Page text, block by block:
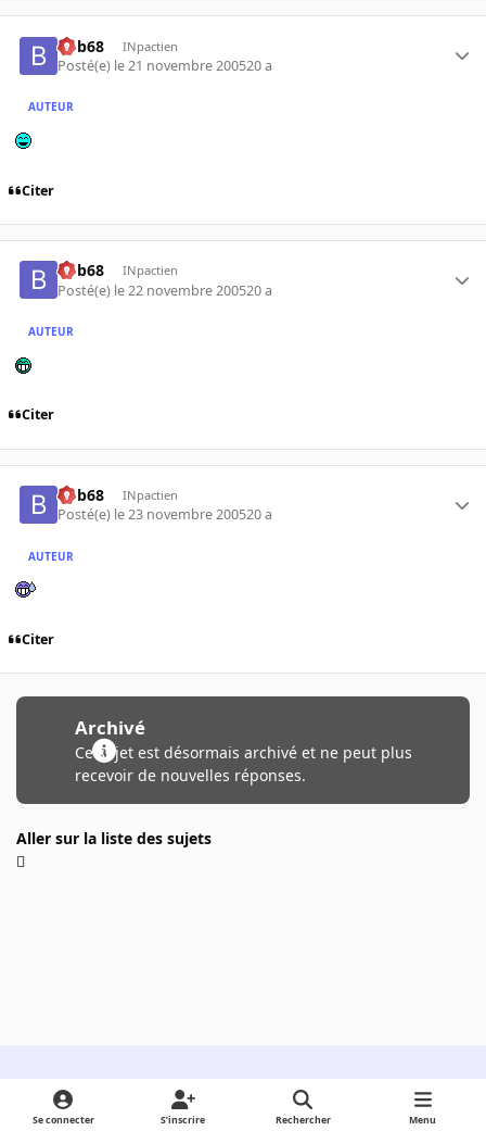
bob68 INpactien
Posté(e) le 21 novembre 200520 a
AUTEUR
Citer
bob68 INpactien
Posté(e) le 22 novembre 200520 a
AUTEUR
Citer
bob68 INpactien
Posté(e) le 23 novembre 200520 a
AUTEUR
Citer
Archivé
Ce sujet est désormais archivé et ne peut plus
recevoir de nouvelles réponses.
Aller sur la liste des sujets
Light ModeDark ModeSystem Preference
Se connecter S’inscrire Rechercher Menu